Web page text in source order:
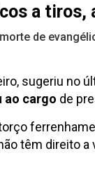
a tiros,
de
sugeriu
ao cargo de
têm direito